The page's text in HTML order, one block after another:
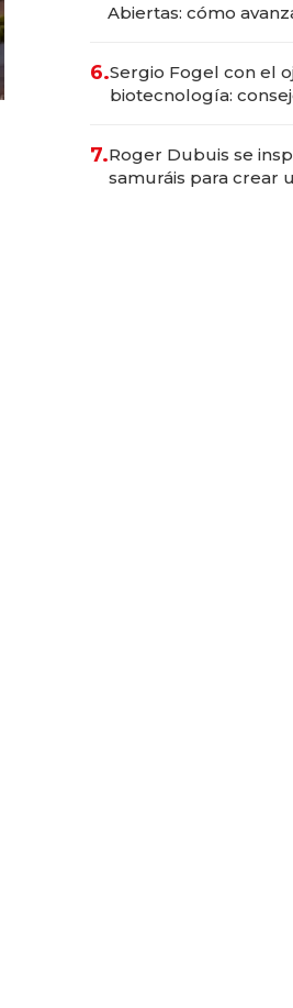
Abiertas: cómo
6.Sergio Fogel con el
biotecnología:
7.Roger Dubuis se
samuráis para crear